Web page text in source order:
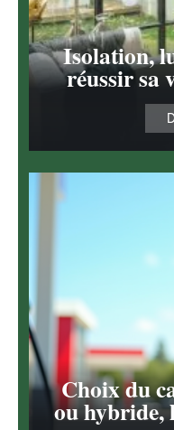
Isolation,
réussir sa
Choix du
ou hybride,